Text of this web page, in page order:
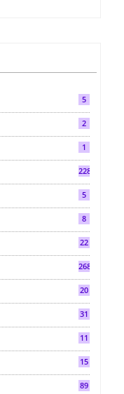
5
2
1
2286
5
8
22
268
20
31
11
15
89